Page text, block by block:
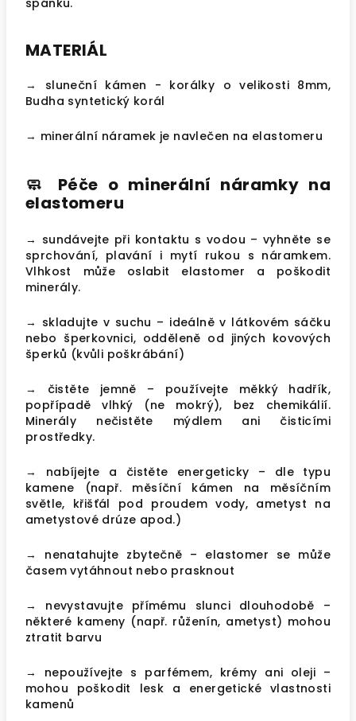
spánku.
MATERIÁL
→ sluneční kámen - korálky o velikosti 8mm,
Budha syntetický korál
→ minerální náramek je navlečen na elastomeru
🧼 Péče o minerální náramky na
elastomeru
→ sundávejte při kontaktu s vodou – vyhněte se
sprchování, plavání i mytí rukou s náramkem.
Vlhkost může oslabit elastomer a poškodit
minerály.
→ skladujte v suchu – ideálně v látkovém sáčku
nebo šperkovnici, odděleně od jiných kovových
šperků (kvůli poškrábání)
→ čistěte jemně – používejte měkký hadřík,
popřípadě vlhký (ne mokrý), bez chemikálií.
Minerály nečistěte mýdlem ani čisticími
prostředky.
→ nabíjejte a čistěte energeticky – dle typu
kamene (např. měsíční kámen na měsíčním
světle, křišťál pod proudem vody, ametyst na
ametystové drúze apod.)
→ nenatahujte zbytečně – elastomer se může
časem vytáhnout nebo prasknout
→ nevystavujte přímému slunci dlouhodobě –
některé kameny (např. růženín, ametyst) mohou
ztratit barvu
→ nepoužívejte s parfémem, krémy ani oleji –
mohou poškodit lesk a energetické vlastnosti
kamenů